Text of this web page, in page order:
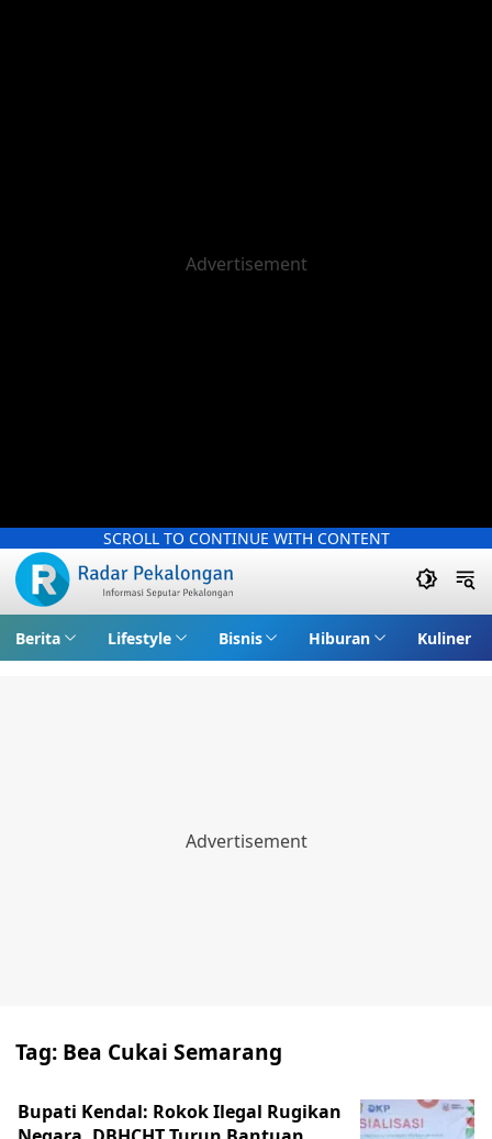
SCROLL TO CONTINUE WITH CONTENT
Berita Lifestyle Bisnis Hiburan Kuliner
Tag: Bea Cukai Semarang
Bupati Kendal: Rokok Ilegal Rugikan